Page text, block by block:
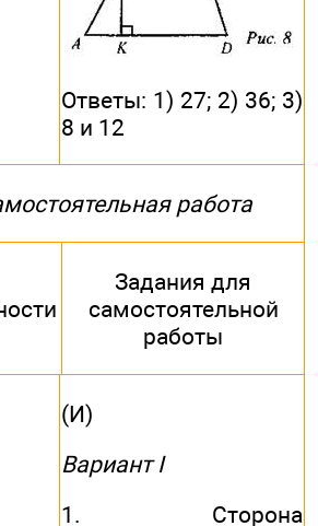
Ответы: 1) 27; 2) 36; 3)
8 и 12
работа
Задания для
самостоятельной
работы
(И)
Вариант I
1. Сторона